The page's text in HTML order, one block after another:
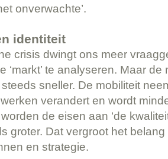
onverwachte’.
identiteit
crisis dwingt ons meer
‘markt’ te analyseren. Maar
sneller. De mobiliteit
verandert en wordt
de eisen aan ‘de
groter. Dat vergroot het
en strategie.